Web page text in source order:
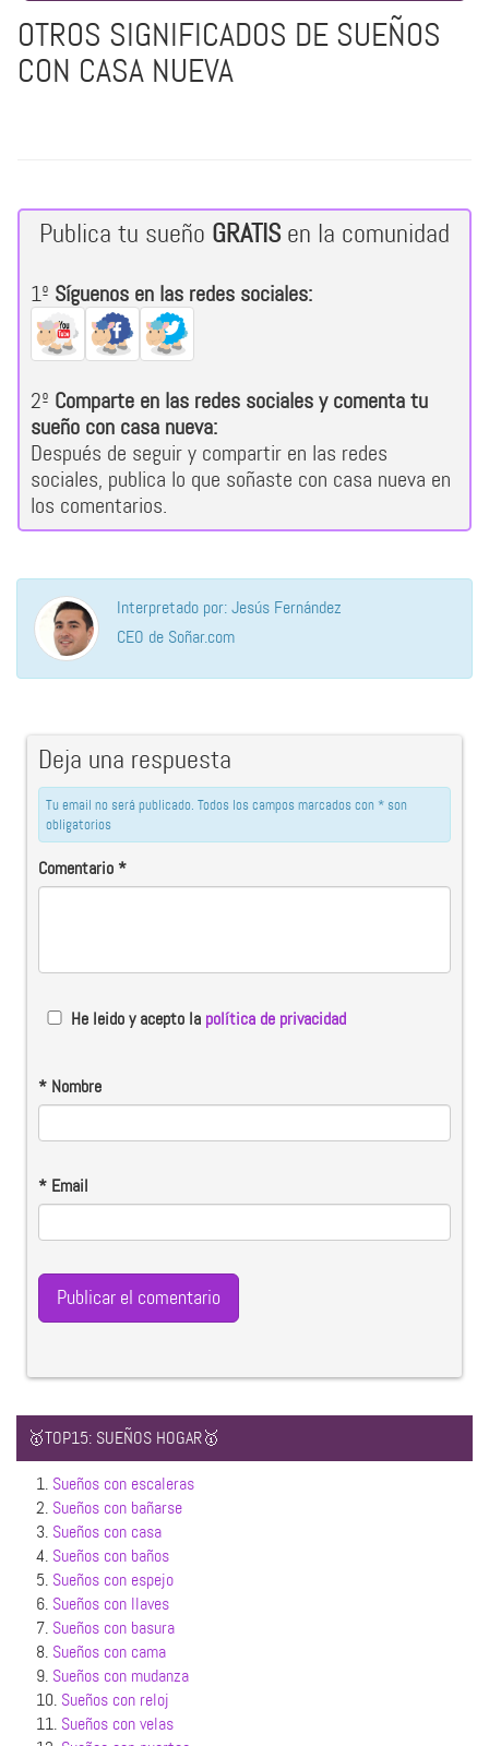
OTROS SIGNIFICADOS DE SUEÑOS
CON CASA NUEVA
Publica tu sueño GRATISen la comunidad
1º Síguenos en las redes sociales:
2º Comparte en las redes sociales y comenta tu
sueño con casa nueva:
Después de seguir y compartir en las redes
sociales, publica lo que soñaste con casa nueva en
los comentarios.
Interpretado por: Jesús Fernández
CEO de Soñar.com
Deja una respuesta
Tu email no será publicado. Todos los campos marcados con * son
obligatorios
Comentario*
He leido y acepto la política de privacidad
* Nombre
* Email
🥇TOP15: SUEÑOS HOGAR🥇
1. Sueños con escaleras
2. Sueños con bañarse
3. Sueños con casa
4. Sueños con baños
5. Sueños con espejo
6. Sueños con llaves
7. Sueños con basura
8. Sueños con cama
9. Sueños con mudanza
10. Sueños con reloj
11. Sueños con velas